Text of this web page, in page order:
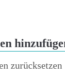
zurücksetzen